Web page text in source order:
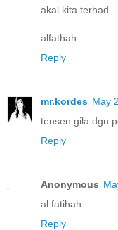
akal kita terhad..
alfathah..
Reply
mr.kordes May
tensen gila dgn
Reply
Anonymous
al fatihah
Reply